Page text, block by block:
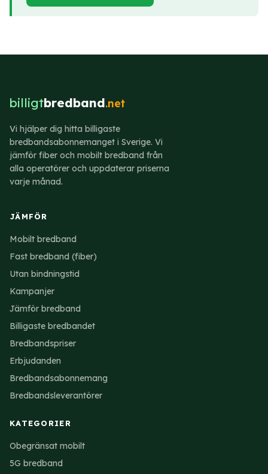
billigtbredband.net
Vi hjälper dig hitta billigaste
bredbandsabonnemanget i Sverige. Vi
jämför fiber och mobilt bredband från
alla operatörer och uppdaterar priserna
varje månad.
JÄMFÖR
Mobilt bredband
Fast bredband (fiber)
Utan bindningstid
Kampanjer
Jämför bredband
Billigaste bredbandet
Bredbandspriser
Erbjudanden
Bredbandsabonnemang
Bredbandsleverantörer
KATEGORIER
Obegränsat mobilt
5G bredband